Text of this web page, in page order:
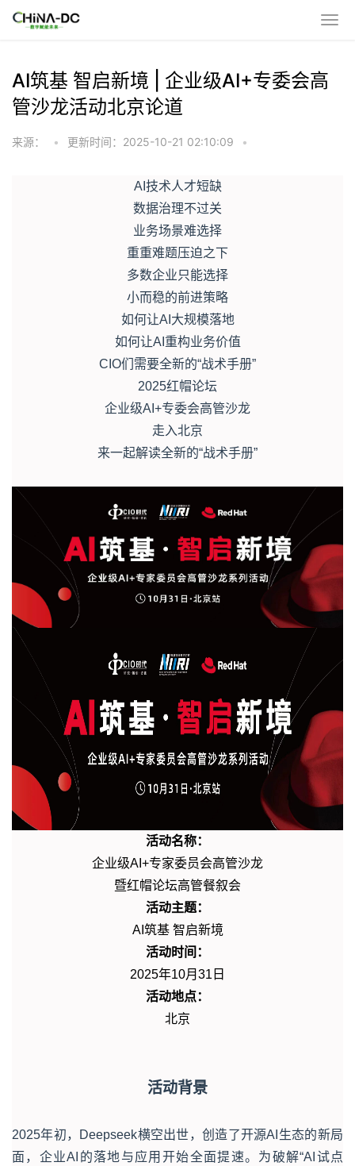
AI筑基 智启新境 | 企业级AI+专委会高
管沙龙活动北京论道
来源： • 更新时间：2025-10-21 02:10:09 •
AI技术人才短缺
数据治理不过关
业务场景难选择
重重难题压迫之下
多数企业只能选择
小而稳的前进策略
如何让AI大规模落地
如何让AI重构业务价值
CIO们需要全新的“战术手册”
2025红帽论坛
企业级AI+专委会高管沙龙
走入北京
来一起解读全新的“战术手册”
活动名称：
企业级AI+专家委员会高管沙龙
暨红帽论坛高管餐叙会
活动主题：
AI筑基 智启新境
活动时间：
2025年10月31日
活动地点：
北京
活动背景
2025年初，Deepseek横空出世，创造了开源AI生态的新局
面，企业AI的落地与应用开始全面提速。为破解“AI试点